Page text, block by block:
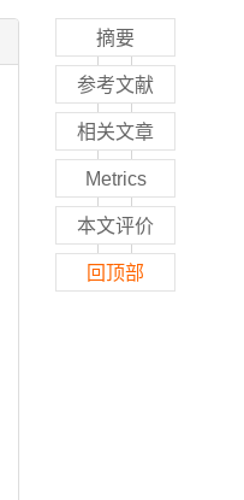
摘要
参考文献
相关文章
Metrics
本文评价
回顶部